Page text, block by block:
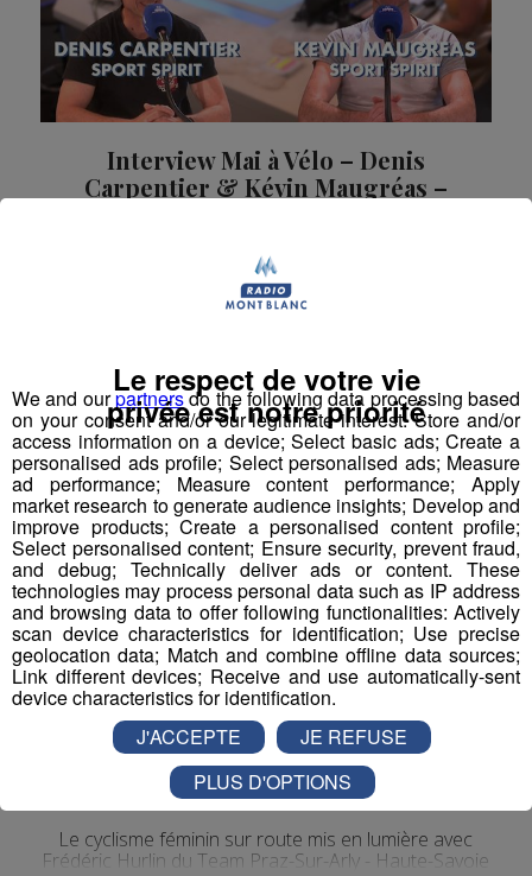
Interview Mai à Vélo – Denis
Carpentier & Kévin Maugréas –
Sport Spirit à Saint-Gervais était au micro de Radio
Mont Blanc pour parler de la pratique du vélo sous
toutes ses formes, ainsi que de la vente et de la
Interview Mai à Vélo – Frédéric
Hurlin – Team Praz-sur-Arly
Le cyclisme féminin sur route mis en lumière avec
Frédéric Hurlin du Team Praz-Sur-Arly - Haute-Savoie
We and ourpartnersdo the following data processing based
on your consent and/or our legitimate interest: Store and/or
access information on a device; Select basic ads; Create a
personalised ads profile; Select personalised ads; Measure
ad performance; Measure content performance; Apply
market research to generate audience insights; Develop and
improve products; Create a personalised content profile;
Select personalised content; Ensure security, prevent fraud,
and debug; Technically deliver ads or content. These
technologies may process personal data such as IP address
and browsing data to offer following functionalities: Actively
scan device characteristics for identification; Use precise
geolocation data; Match and combine offline data sources;
Link different devices; Receive and use automatically-sent
device characteristics for identification.
Le respect de votre vie
privée est notre priorité
J'ACCEPTE
JE REFUSE
PLUS D'OPTIONS